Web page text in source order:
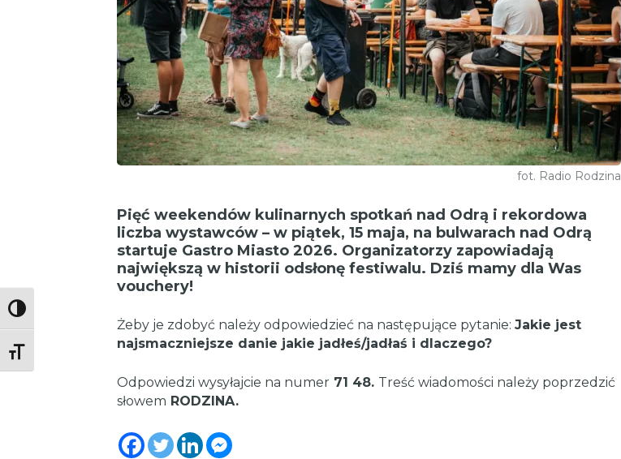
Toggle High Contrast
Toggle Font size
fot. Radio Rodzina
Pięć weekendów kulinarnych spotkań nad Odrą i rekordowa
liczba wystawców – w piątek, 15 maja, na bulwarach nad Odrą
startuje Gastro Miasto 2026. Organizatorzy zapowiadają
największą w historii odsłonę festiwalu. Dziś mamy dla Was
vouchery!
Żeby je zdobyć należy odpowiedzieć na następujące pytanie: Jakie jest
najsmaczniejsze danie jakie jadłeś/jadłaś i dlaczego?
Odpowiedzi wysyłajcie na numer71 48. Treść wiadomości należy poprzedzić
słowem RODZINA.